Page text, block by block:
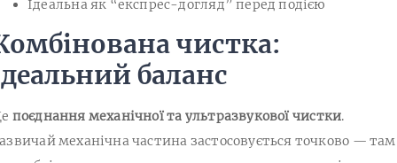
Ідеальна як “експрес-догляд” перед подією
чистка:
баланс
поєднання механічної та ультразвукової чистки.
механічна частина застосовується точково —